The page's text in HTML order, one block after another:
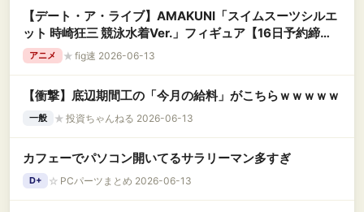
【デート・ア・ライブ】AMAKUNI「スイムスーツシルエ
ット 時崎狂三 競泳水着Ver.」フィギュア【16日予約締
切】
アニメ ★ fig速 2026-06-13
【衝撃】底辺期間工の「今月の給料」がこちらｗｗｗｗｗ
一般 ★ 投資ちゃんねる 2026-06-13
カフェーでパソコン開いてるサラリーマン多すぎ
D+ ☆ PCパーツまとめ 2026-06-13